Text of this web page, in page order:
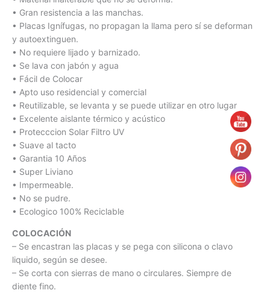
• Gran resistencia a las manchas.
• Placas Ignífugas, no propagan la llama pero sí se deforman
y autoextinguen.
• No requiere lijado y barnizado.
• Se lava con jabón y agua
• Fácil de Colocar
• Apto uso residencial y comercial
• Reutilizable, se levanta y se puede utilizar en otro lugar
• Excelente aislante térmico y acústico
• Protecccion Solar Filtro UV
• Suave al tacto
• Garantia 10 Años
• Super Liviano
• Impermeable.
• No se pudre.
• Ecologico 100% Reciclable
COLOCACIÓN
– Se encastran las placas y se pega con silicona o clavo
liquido, según se desee.
– Se corta con sierras de mano o circulares. Siempre de
diente fino.